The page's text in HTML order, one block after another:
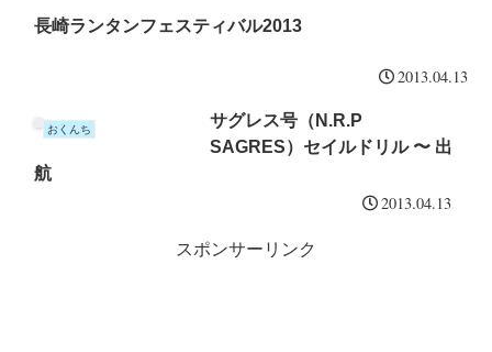
長崎ランタンフェスティバル2013
2013.04.13
おくんち
サグレス号（N.R.P
SAGRES）セイルドリル 〜 出
航
2013.04.13
スポンサーリンク